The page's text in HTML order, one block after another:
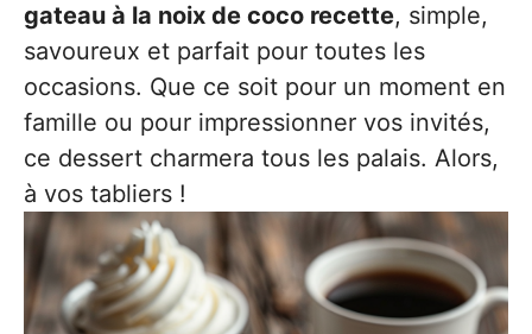
gateau à la noix de coco recette, simple,
savoureux et parfait pour toutes les
occasions. Que ce soit pour un moment en
famille ou pour impressionner vos invités,
ce dessert charmera tous les palais. Alors,
à vos tabliers !